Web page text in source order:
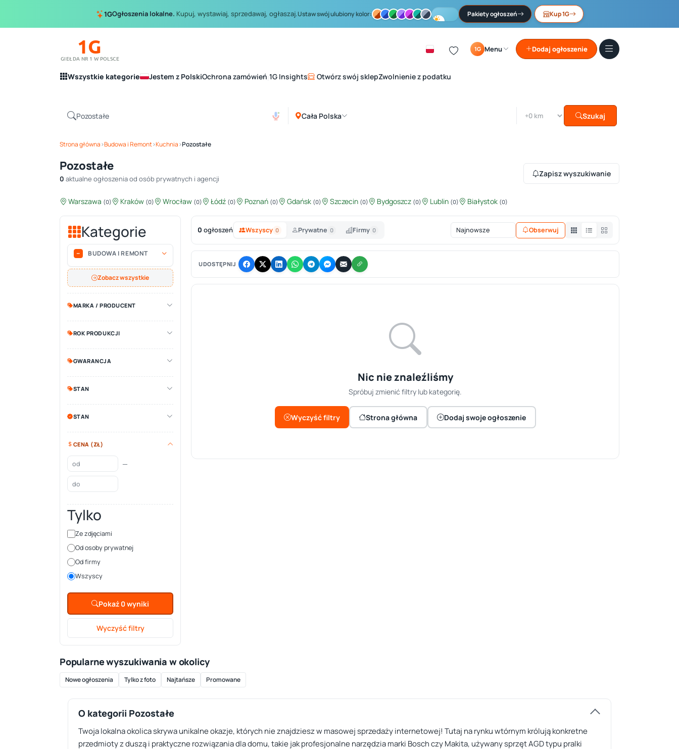
1GOgłoszenia lokalne. Kupuj, wystawiaj, sprzedawaj, ogłaszaj.Ustaw swój ulubiony kolor: Pakiety ogłoszeń Kup 1G
1G
GIEŁDA NR 1 W POLSCE
1G Menu Dodaj ogłoszenie
Wszystkie kategorie Jestem z PolskiOchrona zamówień 1G Insights Otwórz swój sklepZwolnienie z podatku
Cała Polska Szukaj
Strona główna›Budowa i Remont›Kuchnia›Pozostałe
Pozostałe
0 aktualne ogłoszenia od osób prywatnych i agencji
Zapisz wyszukiwanie
Warszawa (0) Kraków (0) Wrocław (0) Łódź (0) Poznań (0) Gdańsk (0) Szczecin (0) Bydgoszcz (0) Lublin (0) Białystok (0)
Kategorie
BUDOWA I REMONT
Zobacz wszystkie
MARKA / PRODUCENT
ROK PRODUKCJI
GWARANCJA
STAN
STAN
CENA (ZŁ)
—
Tylko
Ze zdjęciami
Od osoby prywatnej
Od firmy
Wszyscy
Pokaż 0 wyniki
Wyczyść filtry
0 ogłoszeń Wszyscy 0 Prywatne 0 Firmy 0 Obserwuj
UDOSTĘPNIJ
Nic nie znaleźliśmy
Spróbuj zmienić filtry lub kategorię.
Wyczyść filtry Strona główna Dodaj swoje ogłoszenie
Popularne wyszukiwania w okolicy
Nowe ogłoszenia Tylko z foto Najtańsze Promowane
O kategorii Pozostałe
Twoja lokalna okolica skrywa unikalne okazje, których nie znajdziesz w masowej sprzedaży internetowej! Tutaj na rynku wtórnym królują konkretne
przedmioty z duszą i praktyczne rozwiązania dla domu, takie jak profesjonalne narzędzia marki Bosch czy Makita, używany sprzęt AGD typu pralki